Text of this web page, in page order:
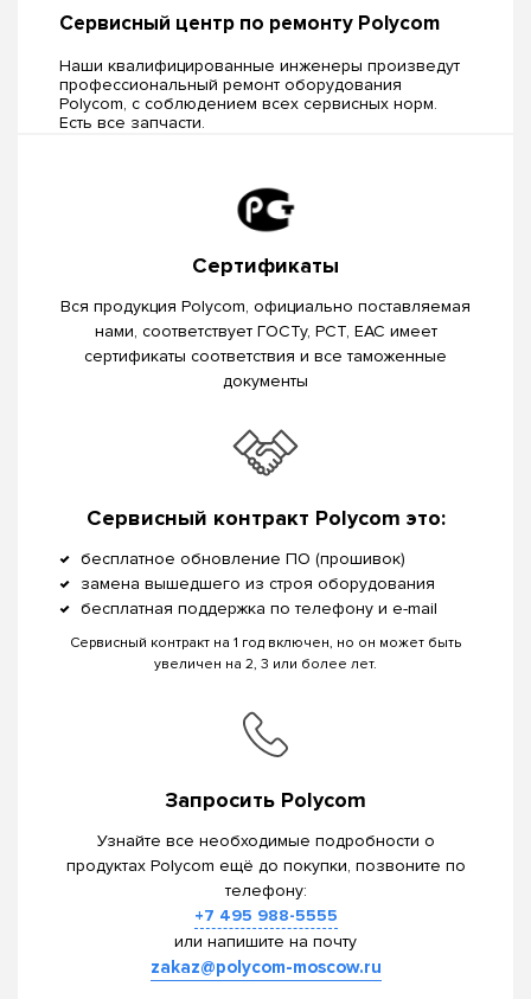
Сервисный центр по ремонту Polycom
Наши квалифицированные инженеры произведут
профессиональный ремонт оборудования
Polycom, c соблюдением всех сервисных норм.
Есть все запчасти.
Сертификаты
Вся продукция Polycom, официально поставляемая
нами, соответствует ГОСТу, РСТ, EAC имеет
сертификаты соответствия и все таможенные
документы
Сервисный контракт Polycom это:
бесплатное обновление ПО (прошивок)
замена вышедшего из строя оборудования
бесплатная поддержка по телефону и e-mail
Сервисный контракт на 1 год включен, но он может быть
увеличен на 2, 3 или более лет.
Запросить Polycom
Узнайте все необходимые подробности о
продуктах Polycom ещё до покупки, позвоните по
телефону:
+7 495 988-5555
или напишите на почту
zakaz@polycom-moscow.ru